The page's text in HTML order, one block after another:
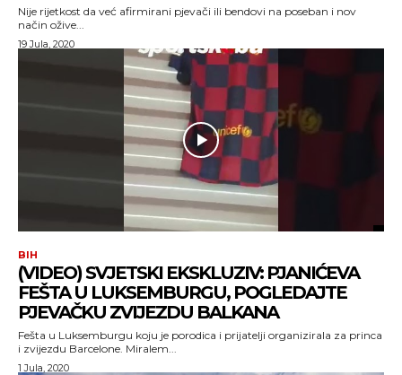
Nije rijetkost da već afirmirani pjevači ili bendovi na poseban i nov
način ožive...
19 Jula, 2020
BIH
(VIDEO) SVJETSKI EKSKLUZIV: PJANIĆEVA
FEŠTA U LUKSEMBURGU, POGLEDAJTE
PJEVAČKU ZVIJEZDU BALKANA
Fešta u Luksemburgu koju je porodica i prijatelji organizirala za princa
i zvijezdu Barcelone. Miralem...
1 Jula, 2020